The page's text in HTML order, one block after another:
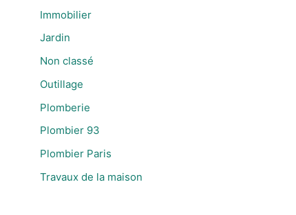
Immobilier
Jardin
Non classé
Outillage
Plomberie
Plombier 93
Plombier Paris
Travaux de la maison